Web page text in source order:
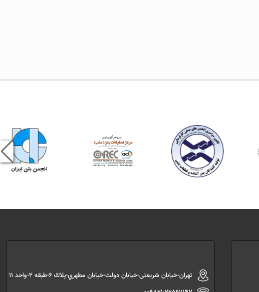
تهران-خیابان شریعتی-خیابان دولت-خیابان مطهري-پلاك 6-طبقه 2-واحد 11